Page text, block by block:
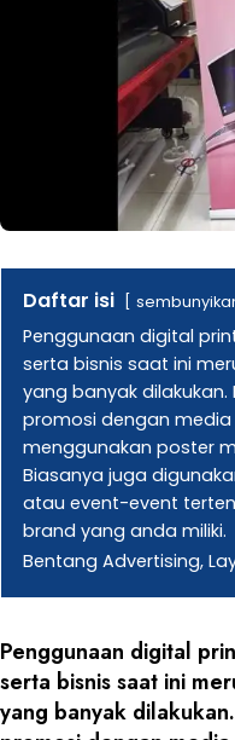
Daftar isi
Penggunaan digital
serta bisnis saat ini
yang banyak
promosi dengan
menggunakan poster
Biasanya juga
atau event-event
brand yang anda miliki.
Bentang Advertising,
Penggunaan digital
serta bisnis saat ini
yang banyak